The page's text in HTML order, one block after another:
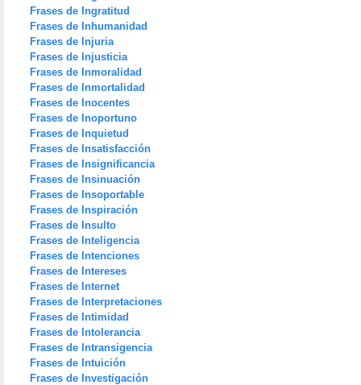
Frases de Ingratitud
Frases de Inhumanidad
Frases de Injuria
Frases de Injusticia
Frases de Inmoralidad
Frases de Inmortalidad
Frases de Inocentes
Frases de Inoportuno
Frases de Inquietud
Frases de Insatisfacción
Frases de Insignificancia
Frases de Insinuación
Frases de Insoportable
Frases de Inspiración
Frases de Insulto
Frases de Inteligencia
Frases de Intenciones
Frases de Intereses
Frases de Internet
Frases de Interpretaciones
Frases de Intimidad
Frases de Intolerancia
Frases de Intransigencia
Frases de Intuición
Frases de Investigación